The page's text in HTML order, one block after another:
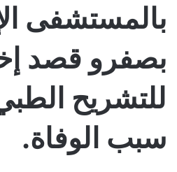
بالمستشفى
بصفرو قصد
للتشريح
سبب الوفاة.